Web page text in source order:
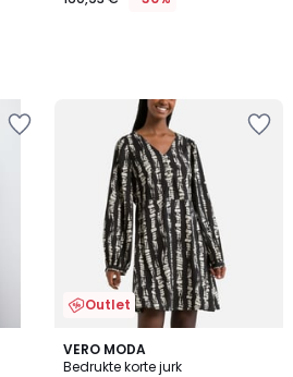
Outlet
VERO MODA
Bedrukte korte jurk
3,5
/ 5